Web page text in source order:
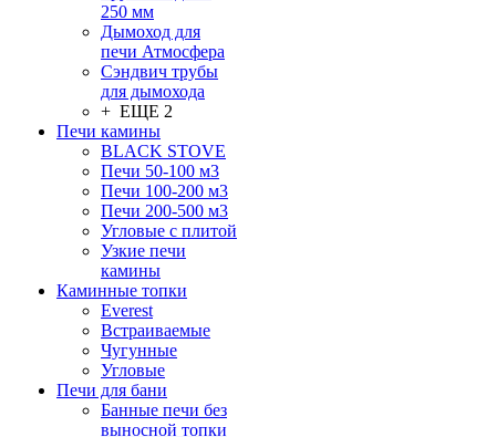
250 мм
Дымоход для
печи Атмосфера
Сэндвич трубы
для дымохода
+ ЕЩЕ 2
Печи камины
BLACK STOVE
Печи 50-100 м3
Печи 100-200 м3
Печи 200-500 м3
Угловые с плитой
Узкие печи
камины
Каминные топки
Everest
Встраиваемые
Чугунные
Угловые
Печи для бани
Банные печи без
выносной топки